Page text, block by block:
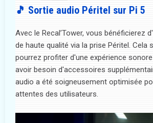
🎵 Sortie audio Péritel sur Pi 5
Avec le Recal’Tower, vous bénéficierez
de haute qualité via la prise Péritel. Cela
pourrez profiter d'une expérience
avoir besoin d'accessoires
audio a été soigneusement optimisée
attentes des utilisateurs.